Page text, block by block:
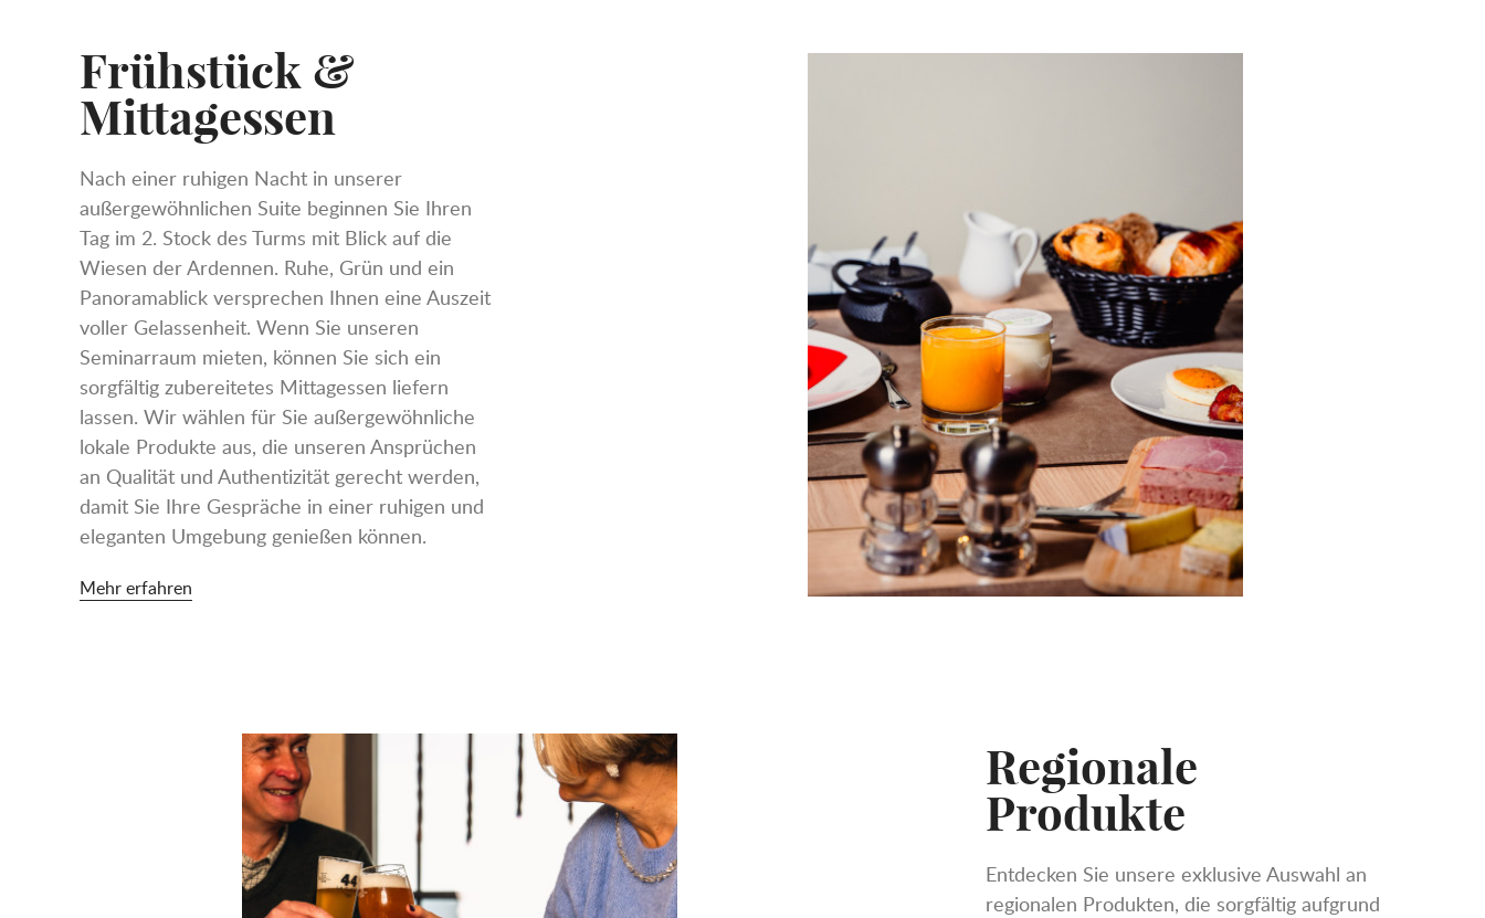
Frühstück &
Mittagessen
Nach einer ruhigen Nacht in unserer
außergewöhnlichen Suite beginnen Sie Ihren
Tag im 2. Stock des Turms mit Blick auf die
Wiesen der Ardennen. Ruhe, Grün und ein
Panoramablick versprechen Ihnen eine Auszeit
voller Gelassenheit. Wenn Sie unseren
Seminarraum mieten, können Sie sich ein
sorgfältig zubereitetes Mittagessen liefern
lassen. Wir wählen für Sie außergewöhnliche
lokale Produkte aus, die unseren Ansprüchen
an Qualität und Authentizität gerecht werden,
damit Sie Ihre Gespräche in einer ruhigen und
eleganten Umgebung genießen können.
Mehr erfahren
Regionale
Produkte
Entdecken Sie unsere exklusive Auswahl an
regionalen Produkten, die sorgfältig aufgrund